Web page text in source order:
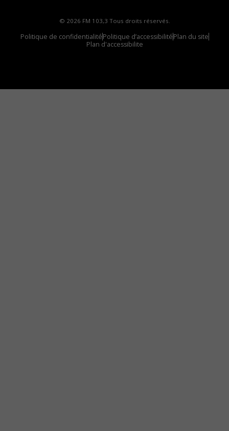
© 2026 FM 103,3 Tous droits réservés.
Politique de confidentialitéPolitique d’accessibilitéPlan du site
Plan d'accessibilite